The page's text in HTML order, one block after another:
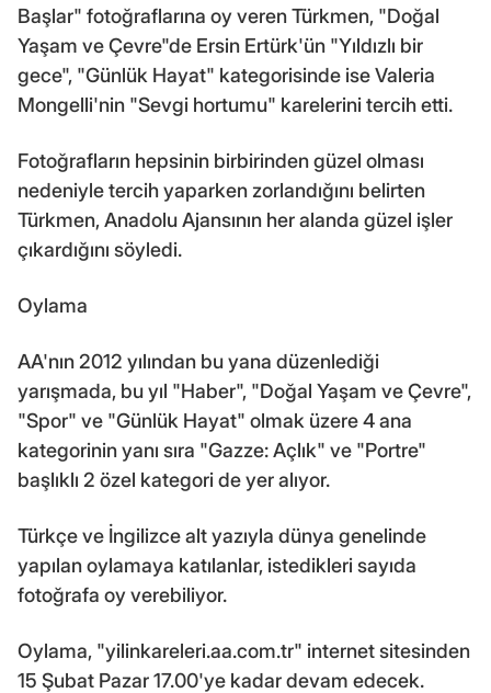
Başlar" fotoğraflarına oy veren Türkmen, "Doğal
Yaşam ve Çevre"de Ersin Ertürk'ün "Yıldızlı bir
gece", "Günlük Hayat" kategorisinde ise Valeria
Mongelli'nin "Sevgi hortumu" karelerini tercih etti.
Fotoğrafların hepsinin birbirinden güzel olması
nedeniyle tercih yaparken zorlandığını belirten
Türkmen, Anadolu Ajansının her alanda güzel işler
çıkardığını söyledi.
Oylama
AA'nın 2012 yılından bu yana düzenlediği
yarışmada, bu yıl "Haber", "Doğal Yaşam ve Çevre",
"Spor" ve "Günlük Hayat" olmak üzere 4 ana
kategorinin yanı sıra "Gazze: Açlık" ve "Portre"
başlıklı 2 özel kategori de yer alıyor.
Türkçe ve İngilizce alt yazıyla dünya genelinde
yapılan oylamaya katılanlar, istedikleri sayıda
fotoğrafa oy verebiliyor.
Oylama, "yilinkareleri.aa.com.tr" internet sitesinden
15 Şubat Pazar 17.00'ye kadar devam edecek.